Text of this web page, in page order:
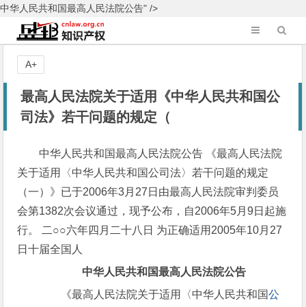
中华人民共和国最高人民法院公告" />
最高人民法院关于适用《中华人民共和国公
司法》若干问题的规定（
中华人民共和国最高人民法院公告 《最高人民法院
关于适用〈中华人民共和国公司法〉若干问题的规定
（一）》已于2006年3月27日由最高人民法院审判委员
会第1382次会议通过，现予公布，自2006年5月9日起施
行。 二○○六年四月二十八日 为正确适用2005年10月27
日十届全国人
中华人民共和国最高人民法院公告
《最高人民法院关于适用〈中华人民共和国公
A+